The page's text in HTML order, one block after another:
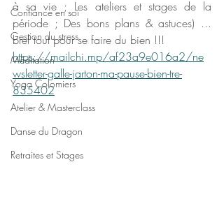
Confiance en soi
Gestion du stress
Méditation
Yoga Colomiers
Atelier & Masterclass
Danse du Dragon
Retraites et Stages
à sa vie ; Les ateliers et stages de la
période ; Des bons plans & astuces) ...
bref tout pour se faire du bien !!!
https://mailchi.mp/af23a9e016a2/ne
wsletter-galle-jarton-ma-pause-bien-tre-
835402